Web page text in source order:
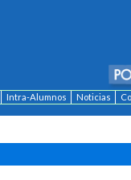
Intra-Alumnos Noticias